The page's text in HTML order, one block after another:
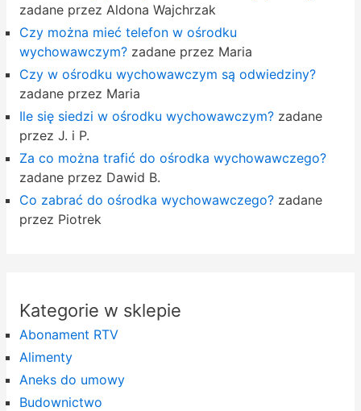
zadane przez Aldona Wajchrzak
Czy można mieć telefon w ośrodku
wychowawczym?zadane przez Maria
Czy w ośrodku wychowawczym są odwiedziny?
zadane przez Maria
Ile się siedzi w ośrodku wychowawczym?zadane
przez J. i P.
Za co można trafić do ośrodka wychowawczego?
zadane przez Dawid B.
Co zabrać do ośrodka wychowawczego?zadane
przez Piotrek
Kategorie w sklepie
Abonament RTV
Alimenty
Aneks do umowy
Budownictwo